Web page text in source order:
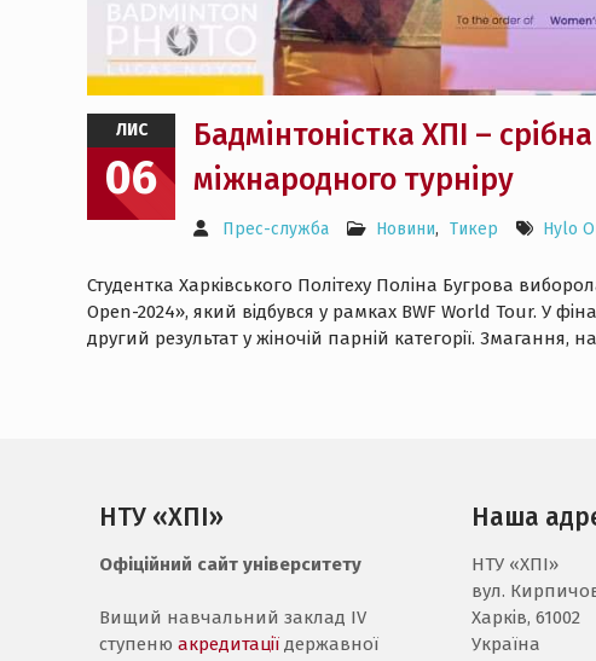
ЛИС
06
Бадмінтоністка ХПІ –
міжнародного турніру
Прес-служба Новини, Тикер Hylo
Студентка Харківського Політеху Поліна Бугрова
Open-2024», який відбувся у рамках BWF World Tour. У
другий результат у жіночій парній категорії. Змагання,
НТУ «ХПІ»
Офіційний сайт університету
Вищий навчальний заклад IV
ступеню акредитації державної
Наша
НТУ «ХПI»
вул.
Харків, 61002
Україна